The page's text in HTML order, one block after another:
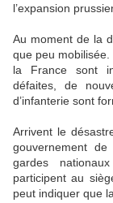
l’expansion
Au moment de la
que peu mobilisée.
la France sont
défaites, de
d’infanterie sont
Arrivent le
gouvernement
gardes
participent au
peut indiquer que